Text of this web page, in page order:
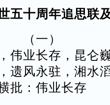
五十周年追思联
（一）
伟业长存，昆仑
遗风永驻，湘水
批：伟业长存